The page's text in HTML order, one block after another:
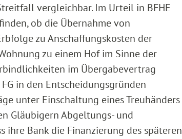
vergleichbar. Im Urteil in BFHE
ob die Übernahme von
zu Anschaffungskosten der
zu einem Hof im Sinne der
im Übergabevertrag
in den Entscheidungsgründen
unter Einschaltung eines Treuhänders
Gläubigern Abgeltungs- und
ihre Bank die Finanzierung des späteren